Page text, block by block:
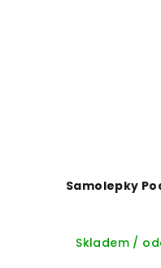
Samolepky
Skladem /